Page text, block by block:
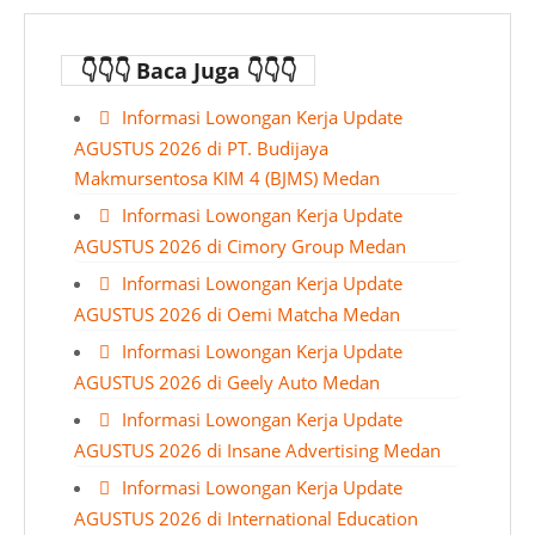
👇👇👇 Baca Juga 👇👇👇
Informasi Lowongan Kerja Update
AGUSTUS 2026 di PT. Budijaya
Makmursentosa KIM 4 (BJMS) Medan
Informasi Lowongan Kerja Update
AGUSTUS 2026 di Cimory Group Medan
Informasi Lowongan Kerja Update
AGUSTUS 2026 di Oemi Matcha Medan
Informasi Lowongan Kerja Update
AGUSTUS 2026 di Geely Auto Medan
Informasi Lowongan Kerja Update
AGUSTUS 2026 di Insane Advertising Medan
Informasi Lowongan Kerja Update
AGUSTUS 2026 di International Education